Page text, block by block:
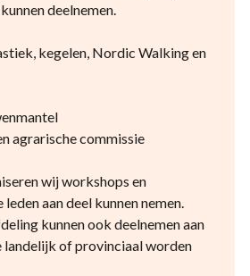
deelnemen.
kegelen, Nordic Walking en
agrarische commissie
wij workshops en
leden aan deel kunnen nemen.
kunnen ook deelnemen aan
of provinciaal worden